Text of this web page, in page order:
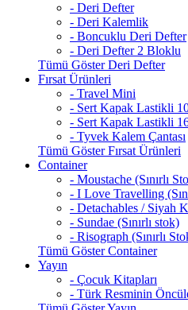
- Deri Defter
- Deri Kalemlik
- Boncuklu Deri Defter
- Deri Defter 2 Bloklu
Tümü Göster Deri Defter
Fırsat Ürünleri
- Travel Mini
- Sert Kapak Lastikli
- Sert Kapak Lastikli
- Tyvek Kalem Çantası
Tümü Göster Fırsat Ürünleri
Container
- Moustache (Sınırlı
- I Love Travelling
- Detachables / Siyah
- Sundae (Sınırlı stok)
- Risograph (Sınırlı
Tümü Göster Container
Yayın
- Çocuk Kitapları
- Türk Resminin